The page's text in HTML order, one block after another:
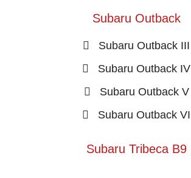
Subaru Outback
Subaru Outback III
Subaru Outback IV
Subaru Outback V
Subaru Outback VI
Subaru Tribeca B9